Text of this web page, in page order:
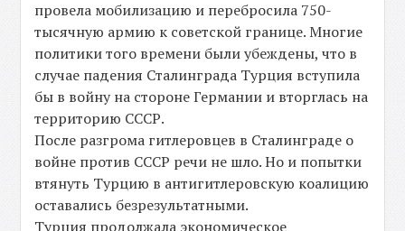
провела мобилизацию и перебросила 750-
тысячную армию к советской границе. Многие
политики того времени были убеждены, что в
случае падения Сталинграда Турция вступила
бы в войну на стороне Германии и вторглась на
территорию СССР.
После разгрома гитлеровцев в Сталинграде о
войне против СССР речи не шло. Но и попытки
втянуть Турцию в антигитлеровскую коалицию
оставались безрезультатными.
Турция продолжала экономическое